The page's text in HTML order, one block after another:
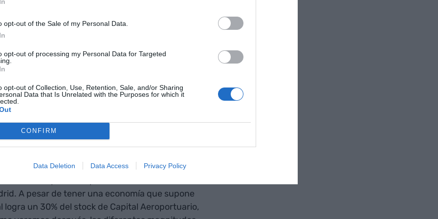
opt-out of the Sale of my Personal Data.
opt-out of processing my Personal Data for Targeted
opt-out of Collection, Use, Retention, Sale, and/or Sharing
Data that Is Unrelated with the Purposes for which it
CONFIRM
Data Deletion Data Access Privacy Policy
aeroportuaria ha ido fundamentalmente
de inversión pública más grande del Estado. Es
la región más rica del Estado no obedece a
y todavía menos a criterios económicos.
capital aeroportuario sobre total
de Capital Aeroportuario veremos como la
A pesar de tener una economía que supone
logra un 30% del stock de Capital Aeroportuario,